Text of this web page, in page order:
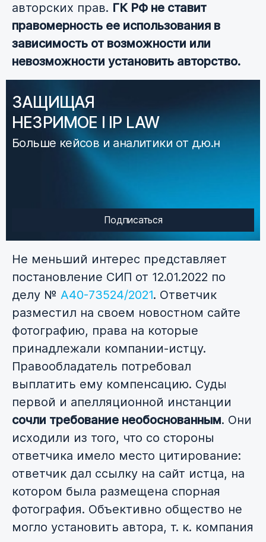
авторских прав. ГК РФ не ставит
правомерность ее использования в
зависимость от возможности или
невозможности установить авторство.
ЗАЩИЩАЯ
НЕЗРИМОЕ I IP LAW
Больше кейсов и аналитики от д.ю.н
Подписаться
Не меньший интерес представляет
постановление СИП от 12.01.2022 по
делу № А40-73524/2021. Ответчик
разместил на своем новостном сайте
фотографию, права на которые
принадлежали компании-истцу.
Правообладатель потребовал
выплатить ему компенсацию. Суды
первой и апелляционной инстанции
сочли требование необоснованным. Они
исходили из того, что со стороны
ответчика имело место цитирование:
ответчик дал ссылку на сайт истца, на
котором была размещена спорная
фотография. Объективно общество не
могло установить автора, т. к. компания